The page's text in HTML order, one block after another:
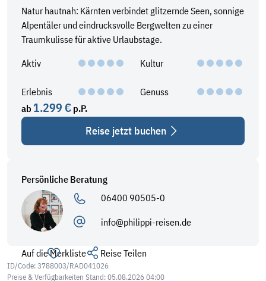
und eine Sonnenterrasse, um die Tage gemütlich ausklingen zu
lassen. Außerdem bietet das Hotel den Acquapura SPA Bereich,
der auf mehr als 2.400 Quadratmetern reichlich Entspannung
Dampfbäder sowie Massagen und Schönheitsbehandlungen.
Natur hautnah: Kärnten verbindet glitzernde Seen, sonnige
Alpentäler und eindrucksvolle Bergwelten zu einer
Traumkulisse für aktive Urlaubstage.
Aktiv
Kultur
Erlebnis
Genuss
ab 1.299 € p.P.
Reise jetzt buchen
Persönliche Beratung
06400 90505-0
info@philippi-reisen.de
Auf die Merkliste Reise Teilen
ID/Code: 3788003/RAD041026
Preise & Verfügbarkeiten Stand: 05.08.2026 04:00